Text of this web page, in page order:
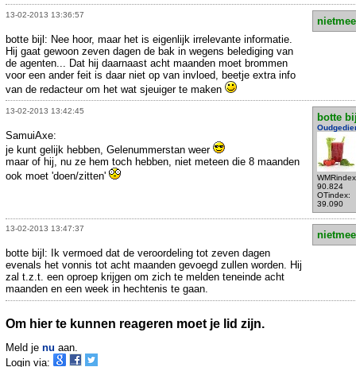
13-02-2013 13:36:57
botte bijl: Nee hoor, maar het is eigenlijk irrelevante informatie.
Hij gaat gewoon zeven dagen de bak in wegens belediging van
de agenten... Dat hij daarnaast acht maanden moet brommen
voor een ander feit is daar niet op van invloed, beetje extra info
van de redacteur om het wat sjeuiger te maken
13-02-2013 13:42:45
botte
90.824
OTindex:
39.090
SamuiAxe:
je kunt gelijk hebben, Gelenummerstan weer
maar of hij, nu ze hem toch hebben, niet meteen die 8 maanden
ook moet 'doen/zitten'
13-02-2013 13:47:37
botte bijl: Ik vermoed dat de veroordeling tot zeven dagen
evenals het vonnis tot acht maanden gevoegd zullen worden. Hij
zal t.z.t. een oproep krijgen om zich te melden teneinde acht
maanden en een week in hechtenis te gaan.
Om hier te kunnen reageren moet je lid zijn.
Meld je nu aan.
Login via: